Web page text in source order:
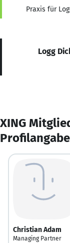
Praxis für
Logg
XING
Christian Adam
Managing Partner